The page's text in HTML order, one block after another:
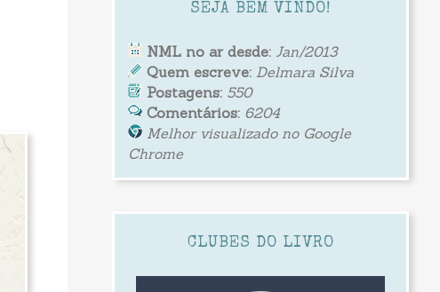
SEJA BEM VINDO!
NML no ar desde: Jan/2013
Quem escreve: Delmara Silva
Postagens: 550
Comentários: 6204
Melhor visualizado no Google
Chrome
CLUBES DO LIVRO